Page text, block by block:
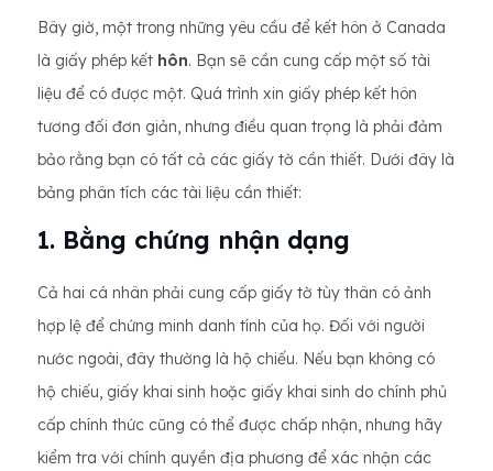
Bây giờ, một trong những yêu cầu để kết hôn ở Canada
là giấy phép kết hôn. Bạn sẽ cần cung cấp một số tài
liệu để có được một. Quá trình xin giấy phép kết hôn
tương đối đơn giản, nhưng điều quan trọng là phải đảm
bảo rằng bạn có tất cả các giấy tờ cần thiết. Dưới đây là
bảng phân tích các tài liệu cần thiết:
1. Bằng chứng nhận dạng
Cả hai cá nhân phải cung cấp giấy tờ tùy thân có ảnh
hợp lệ để chứng minh danh tính của họ. Đối với người
nước ngoài, đây thường là hộ chiếu. Nếu bạn không có
hộ chiếu, giấy khai sinh hoặc giấy khai sinh do chính phủ
cấp chính thức cũng có thể được chấp nhận, nhưng hãy
kiểm tra với chính quyền địa phương để xác nhận các